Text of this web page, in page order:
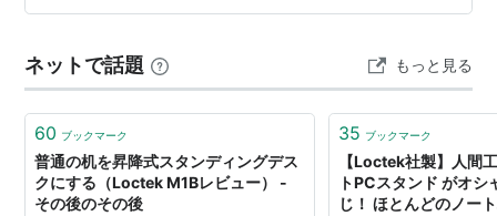
ってしまったので、以前から気になっていたモニターア
ームを導入する際に一言「モニターアーム」と言っても
色々種類がある事が判明。こういった…
ネットで話題 もっと見る
60 ブックマーク
普通の机を昇降式スタンディングデス
クにする（Loctek M1Bレビュー） -
その後のその後
35 ブックマーク
【Loctek社製】人間
トPCスタンド がオシ
じ！ ほとんどのノー